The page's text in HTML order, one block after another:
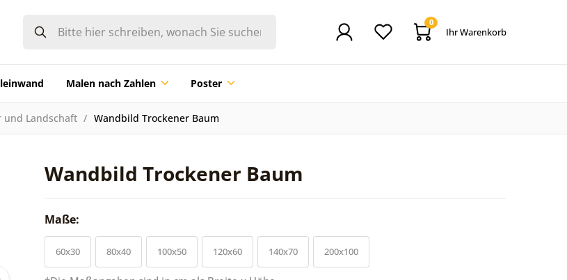
0
Ihr Warenkorb
Malen nach Zahlen Poster
und Landschaft Wandbild Trockener Baum
Wandbild Trockener Baum
Maße:
60x30 80x40 100x50 120x60 140x70 200x100